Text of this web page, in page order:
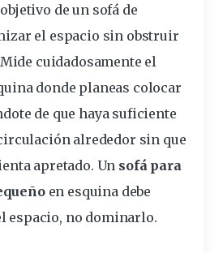
de un sofá de
el espacio sin obstruir
cuidadosamente el
donde planeas colocar
de que haya suficiente
alrededor sin que
apretado. Un sofá para
en esquina debe
espacio, no dominarlo.